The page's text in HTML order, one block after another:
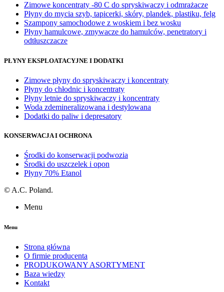
Zimowe koncentraty -80 C do spryskiwaczy i odmrażacze
Płyny do mycia szyb, tapicerki, skóry, plandek, plastiku, felg
Szampony samochodowe z woskiem i bez wosku
Płyny hamulcowe, zmywacze do hamulców, penetratory i
odtłuszczacze
PŁYNY EKSPLOATACYJNE I DODATKI
Zimowe płyny do spryskiwaczy i koncentraty
Płyny do chłodnic i koncentraty
Płyny letnie do spryskiwaczy i koncentraty
Woda zdemineralizowana i destylowana
Dodatki do paliw i depresatory
KONSERWACJA I OCHRONA
Środki do konserwacji podwozia
Środki do uszczelek i opon
Płyny 70% Etanol
© A.C. Poland.
Menu
Menu
Strona główna
O firmie producenta
PRODUKOWANY ASORTYMENT
Baza wiedzy
Kontakt